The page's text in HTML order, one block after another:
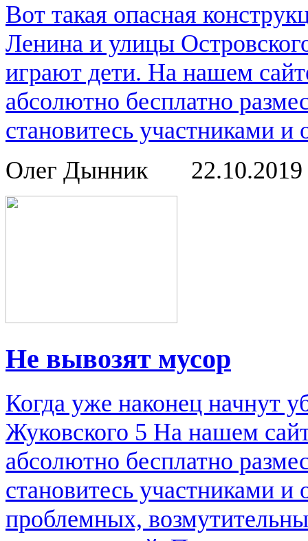
Вот такая опасная
Ленина и улицы
играют дети. На нашем
абсолютно бесплатно
становитесь участниками
Олег Дынник
22.10.2019
Не вывозят мусор
Когда уже наконец начнут
Жуковского 5 На нашем
абсолютно бесплатно
становитесь участниками
проблемных,